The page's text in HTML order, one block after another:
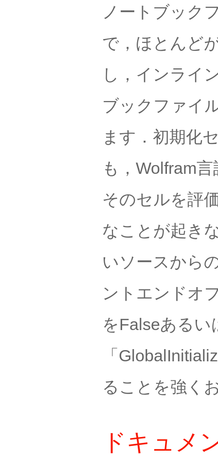
ノートブック
で，ほとんど
し，インライ
ブックファイ
ます．初期化
も，Wolfram
そのセルを評
なことが起き
いソースから
ントエンドオ
をFalseあるい
「
ることを強く
ドキュメ